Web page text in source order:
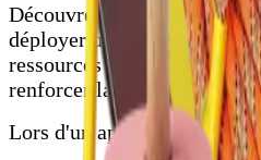
Découvrez comment votre
déployer une plateforme de
ressources plus
renforcer la collaboration
Lors d'un appel vidéo de